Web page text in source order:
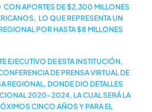
CON APORTES DE $2,300 MILLONES
LO QUE REPRESENTA UN
POR HASTA $8 MILLONES
EJECUTIVO DE ESTA INSTITUCIÓN,
DE PRENSA VIRTUAL DE
REGIONAL, DONDE DIO DETALLES
2020-2024, LA CUAL SERÁ LA
CINCO AÑOS Y PARA EL